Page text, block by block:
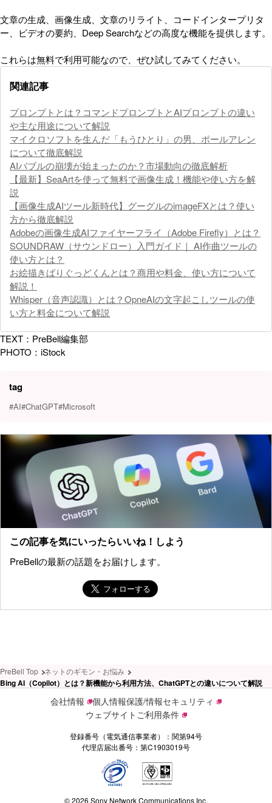
文章の生成、画像生成、文章のリライト、コードインタープリタ
ー、ビデオの要約、Deep Searchなどの高度な機能を提供します。
これらは無料で利用可能なので、ぜひ試してみてください。
関連記事
プロンプトとは？コマンドプロンプトとAIプロンプトの違い
や主な用途について解説
マイクロソフトを生んだ「もうひとり」の男、ポールアレン
について徹底解説
AIバブルの崩壊が始まったのか？市場動向の徹底解析
【最新】SeaArtを使って無料で画像生成！機能や使い方を解
説
【画像生成AIツール新時代】グーグルのimageFXとは？使い
方から徹底解説
Adobeの画像生成AIファイヤーフライ（Adobe Firefly）とは？
SOUNDRAW（サウンドロー）入門ガイド｜ AI作曲ツールの
使い方とは？
お絵描きばりぐっどくんとは？商用や料金、使い方について
解説！
Whisper（音声認識）とは？OpneAIの文字起こしツールの使
い方と料金について解説
TEXT：PreBell編集部
PHOTO：iStock
tag
#AI#ChatGPT#Microsoft
この記事を気にいったらいいね！しよう
PreBellの最新の話題をお届けします。
PreBell Top ネットのギモン・お悩み
Bing AI（Copilot）とは？新機能から利用方法、ChatGPTとの違いについて解説
会社情報
個人情報保護/情報セキュリティ
ウェブサイトご利用条件
登録番号（電気通信事業者）：関第94号
代理店届出番号：第C1903019号
© 2026 Sony Network Communications Inc.